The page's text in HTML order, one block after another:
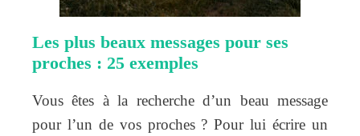
Les plus beaux messages pour ses
proches : 25 exemples
Vous êtes à la recherche d’un beau message
pour l’un de vos proches ? Pour lui écrire un